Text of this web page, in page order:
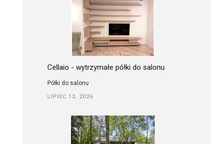
Cellaio - wytrzymałe półki do salonu
Półki do salonu
LIPIEC 12, 2026